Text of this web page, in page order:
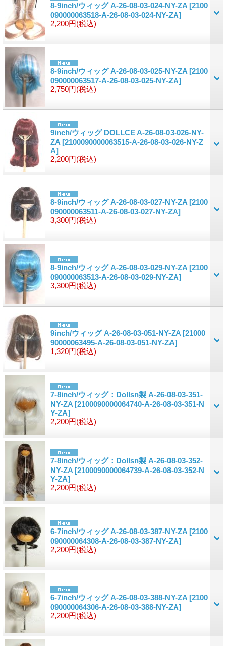
8-9inch/ウィッグ A-26-08-03-024-NY-ZA [2100
090000063518-A-26-08-03-024-NY-ZA]
2,200円(税込)
8-9inch/ウィッグ A-26-08-03-025-NY-ZA [2100
090000063517-A-26-08-03-025-NY-ZA]
2,750円(税込)
9inch/ウィッグ DOLLCE A-26-08-03-026-NY-
ZA [2100090000063515-A-26-08-03-026-NY-Z
A]
2,200円(税込)
8-9inch/ウィッグ A-26-08-03-027-NY-ZA [2100
090000063511-A-26-08-03-027-NY-ZA]
3,300円(税込)
8-9inch/ウィッグ A-26-08-03-029-NY-ZA [2100
090000063513-A-26-08-03-029-NY-ZA]
3,300円(税込)
9inch/ウィッグ A-26-08-03-051-NY-ZA [21000
90000063495-A-26-08-03-051-NY-ZA]
1,320円(税込)
7-8inch/ウィッグ：Dollsn製 A-26-08-03-351-
NY-ZA [2100090000064740-A-26-08-03-351-N
Y-ZA]
2,200円(税込)
7-8inch/ウィッグ：Dollsn製 A-26-08-03-352-
NY-ZA [2100090000064739-A-26-08-03-352-N
Y-ZA]
2,200円(税込)
6-7inch/ウィッグ A-26-08-03-387-NY-ZA [2100
090000064308-A-26-08-03-387-NY-ZA]
2,200円(税込)
6-7inch/ウィッグ A-26-08-03-388-NY-ZA [2100
090000064306-A-26-08-03-388-NY-ZA]
2,200円(税込)